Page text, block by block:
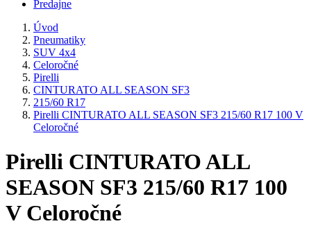
Predajne
Úvod
Pneumatiky
SUV 4x4
Celoročné
Pirelli
CINTURATO ALL SEASON SF3
215/60 R17
Pirelli CINTURATO ALL SEASON SF3 215/60 R17 100 V
Celoročné
Pirelli CINTURATO ALL
SEASON SF3 215/60 R17 100
V Celoročné